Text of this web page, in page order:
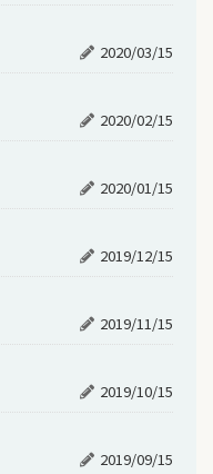
2020/03/15
2020/02/15
2020/01/15
2019/12/15
2019/11/15
2019/10/15
2019/09/15